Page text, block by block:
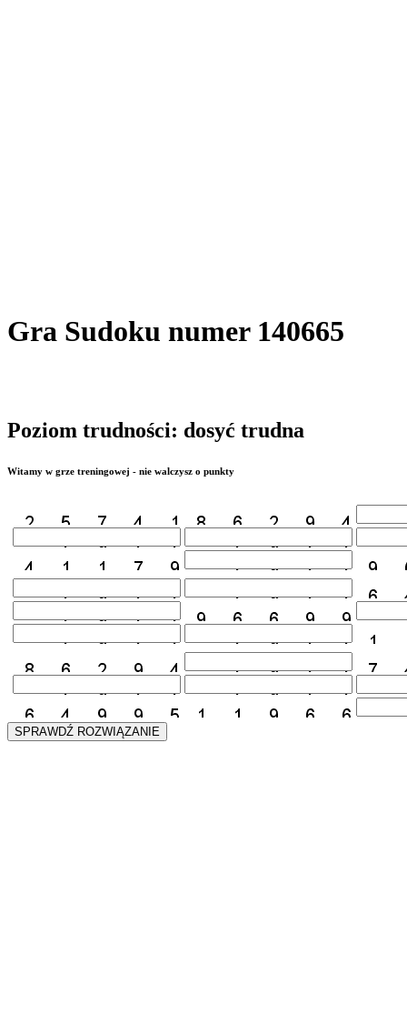
Gra Sudoku numer 140665
Poziom trudności: dosyć trudna
Witamy w grze treningowej - nie walczysz o punkty